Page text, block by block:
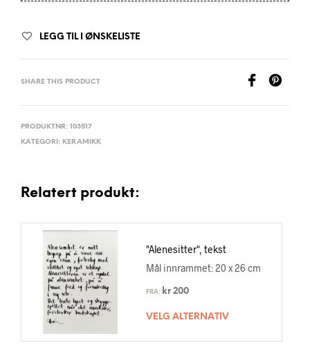
LEGG TIL I ØNSKELISTE
SHARE THIS PRODUCT
PRODUKTNR: 103517
KATEGORI: KERAMIKK
Relatert produkt:
"Alenesitter", tekst
Mål innrammet: 20 x 26 cm
FRA: kr 200
VELG ALTERNATIV